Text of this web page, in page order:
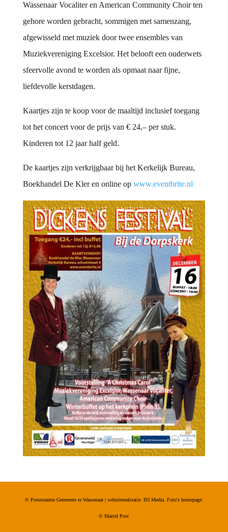
Wassenaar Vocaliter en American Community Choir ten
gehore worden gebracht, sommigen met samenzang,
afgewisseld met muziek door twee ensembles van
Muziekvereniging Excelsior. Het belooft een ouderwets
sfeervolle avond te worden als opmaat naar fijne,
liefdevolle kerstdagen.
Kaartjes zijn te koop voor de maaltijd inclusief toegang
tot het concert voor de prijs van € 24,– per stuk.
Kinderen tot 12 jaar half geld.
De kaartjes zijn verkrijgbaar bij het Kerkelijk Bureau,
Boekhandel De Kler en online op www.eventbrite.nl
© Protestantse Gemeente te Wassenaar | websiterealisatie: ISI Media. Foto's homepage:
©Marcel Post